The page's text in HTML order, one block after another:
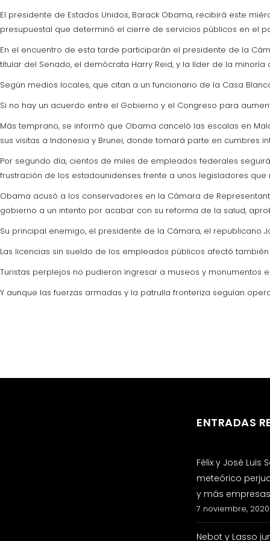
El presidente de Estados Unidos, Barack Obama, recibirá este
presupuestal que determinó el cierre de servicios públicos en el
En el encuentro de esta tarde participarán el presidente de la
titular del Senado, el demócrata Harry Reid, y la líder de la
Según medios locales, que citan a un funcionario de la Casa
Si no hay un acuerdo entre el Gobierno y el Congreso para
Más temprano, se informó que Obama canceló las escalas en
sus visitas a Indonesia y Brunei, donde tomará parte en cumbres
Por segundo día, cientos de miles de empleados federales
frustración de los estadounidenses frente a unos legisladores
Obama acusó a los conservadores en la Cámara de
gobierno a un intento por acabar con su reforma de la salud,
Su principal enemigo, el presidente de la Cámara, el republicano
Las licencias sin sueldo de los empleados públicos afectó
Turistas perplejos no pudieron ingresar a museos y monumentos
Y aunque las fuerzas armadas y la patrulla fronteriza seguían
ENTRADAS
Félix y José Luis
meteórico
y más
7 noviembre, 2020
Nebot y Lasso